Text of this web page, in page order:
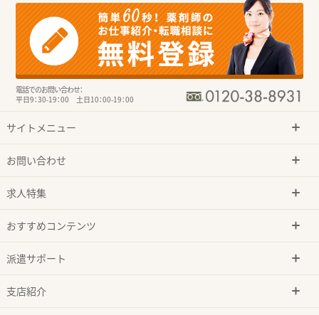
電話でのお問い合わせ：
平日9：30-19：00 土日10：00-19：00
サイトメニュー
お問い合わせ
求人特集
おすすめコンテンツ
派遣サポート
支店紹介